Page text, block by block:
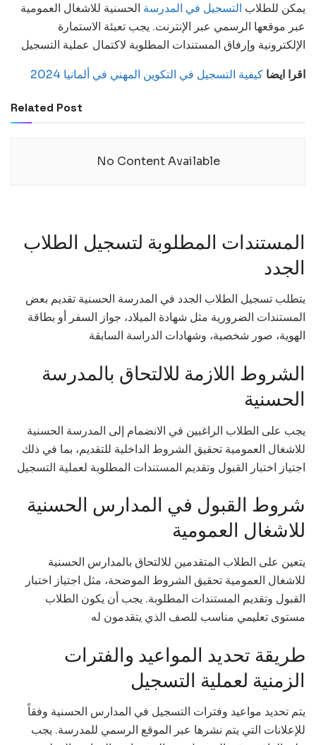
يمكن للطلاب التسجيل في المدرسة الحسنية للاشغال العمومية
عبر موقعها الرسمي عبر الإنترنت. يجب تعبئة الاستمارة
الإلكترونية وإرفاق المستندات المطلوبة لاكتمال عملية التسجيل
اقرا ايضا كيفية التسجيل في التكوين المهني في ألمانيا 2024
Related Post
No Content Available
المستندات المطلوبة لتسجيل الطلاب
الجدد
يتطلب تسجيل الطلاب الجدد في المدرسة الحسنية تقديم بعض
المستندات الضرورية مثل شهادة الميلاد، جواز السفر أو بطاقة
الهوية، صور شخصية، وشهادات الدراسة السابقة
الشروط اللازمة للالتحاق بالمدرسة
الحسنية
يجب على الطلاب الراغبين في الانضمام إلى المدرسة الحسنية
للاشغال العمومية تحقيق الشروط الداخلية للتقديم، بما في ذلك
اجتياز اختبار القبول وتقديم المستندات المطلوبة لعملية التسجيل
شروط القبول في المدارس الحسنية
للاشغال العمومية
يتعين على الطلاب المتقدمين للالتحاق بالمدارس الحسنية
للاشغال العمومية تحقيق الشروط الموضحة، مثل اجتياز اختبار
القبول وتقديم المستندات المطلوبة. يجب أن يكون الطلاب
مستوى تعليمي مناسب للصف الذي يتقدمون له
طريقة تحديد المواعيد والفترات
الزمنية لعملية التسجيل
يتم تحديد مواعيد وفترات التسجيل في المدارس الحسنية وفقاً
للإعلانات التي يتم نشرها عبر الموقع الرسمي للمدرسة. يجب